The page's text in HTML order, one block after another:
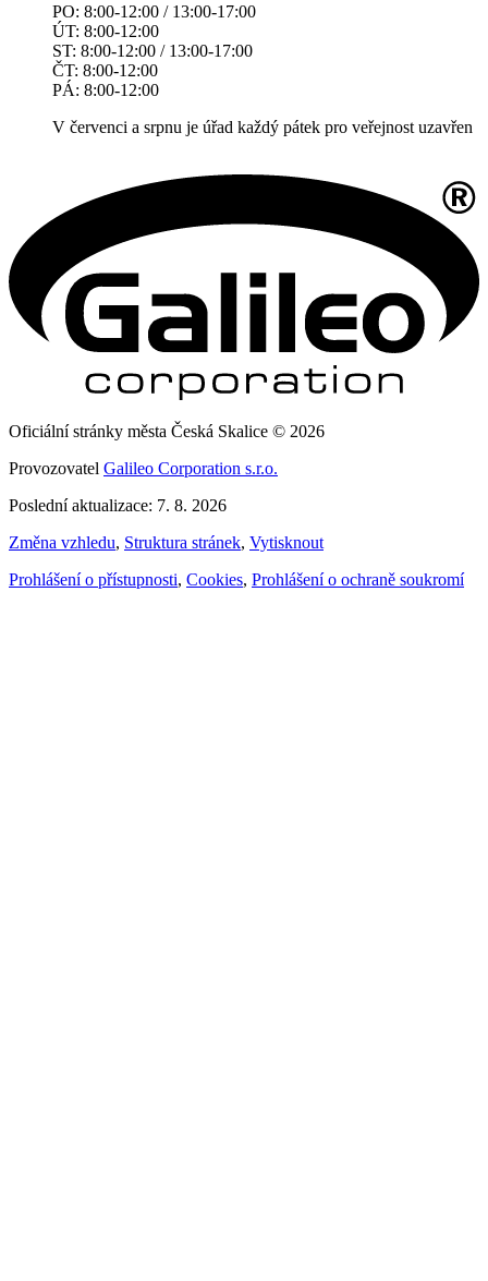
PO: 8:00-12:00 / 13:00-17:00
ÚT: 8:00-12:00
ST: 8:00-12:00 / 13:00-17:00
ČT: 8:00-12:00
PÁ: 8:00-12:00
V červenci a srpnu je úřad každý pátek pro veřejnost uzavřen
Oficiální stránky města Česká Skalice © 2026
Provozovatel Galileo Corporation s.r.o.
Poslední aktualizace: 7. 8. 2026
Změna vzhledu, Struktura stránek, Vytisknout
Prohlášení o přístupnosti, Cookies, Prohlášení o ochraně soukromí